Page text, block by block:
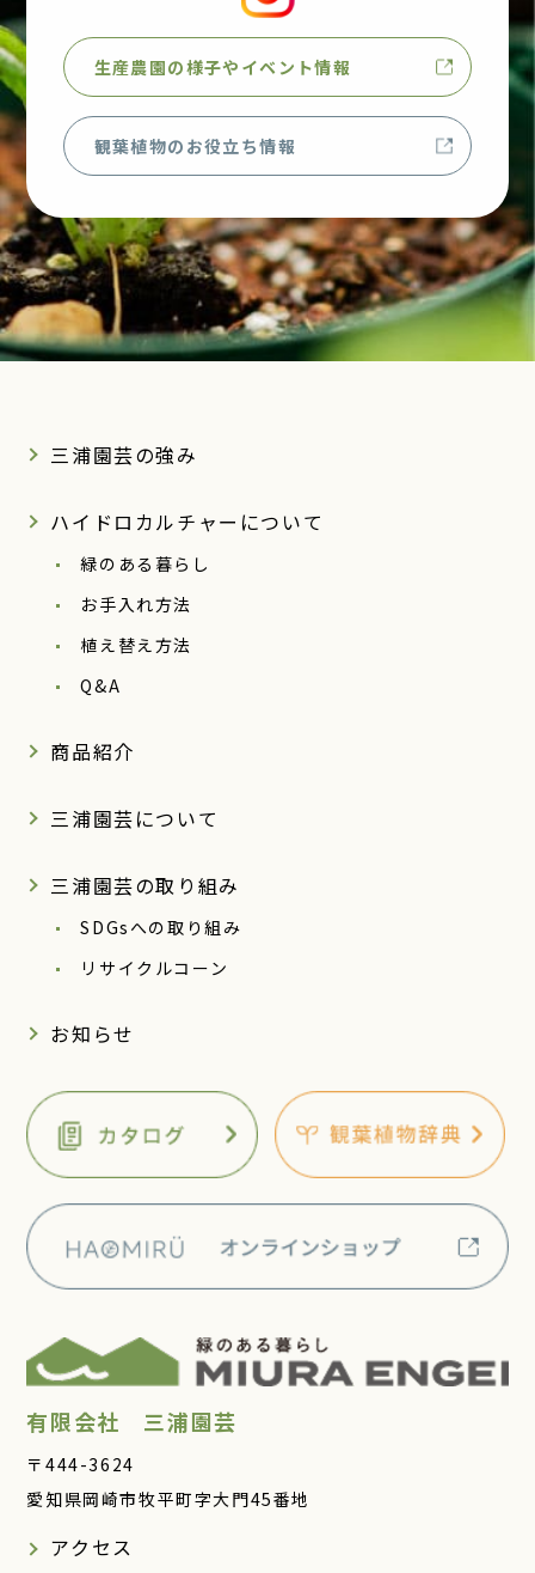
生産農園の様子やイベント情報
観葉植物のお役立ち情報
三浦園芸の強み
ハイドロカルチャーについて
緑のある暮らし
お手入れ方法
植え替え方法
Q&A
商品紹介
三浦園芸について
三浦園芸の取り組み
SDGsへの取り組み
リサイクルコーン
お知らせ
有限会社 三浦園芸
〒444-3624
愛知県岡崎市牧平町字大門45番地
アクセス